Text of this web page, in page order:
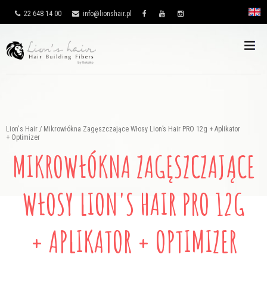
22 648 14 00 info@lionshair.pl
Lion's Hair / Mikrowłókna Zagęszczające Włosy Lion’s Hair PRO 12g + Aplikator
+ Optimizer
MIKROWŁÓKNA ZAGĘSZCZAJĄCE
WŁOSY LION'S HAIR PRO 12G
+ APLIKATOR + OPTIMIZER